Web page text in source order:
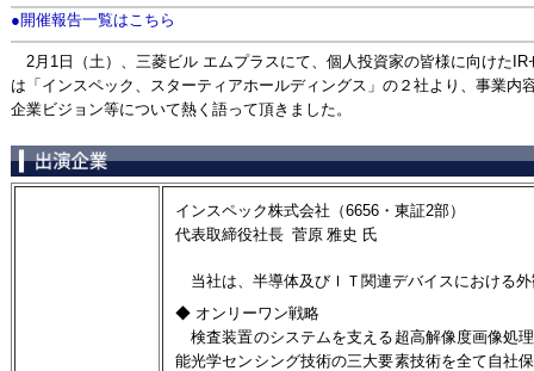
●開催報告一覧はこちら
2月1日（土）、三菱ビル エムプラスにて、個人投資家の皆様に向けた
は「インスペック、スターティアホールディングス」の２社より、事業内
企業ビジョン等について熱く語って頂きました。
インスペック株式会社（6656・東証2部）
代表取締役社長 菅原 雅史 氏
当社は、半導体及びＩＴ関連デバイスにおける
◆ オンリーワン戦略
検査装置のシステムを支える超高解像度画像処
能光学センシング技術の三大要素技術を全て自社